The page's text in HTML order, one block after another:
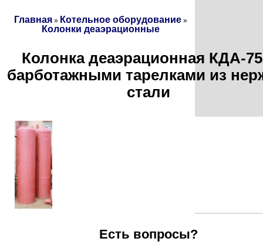
Главная » Котельное оборудование»
Колонки деаэрационные
Колонка деаэрационная КДА-
барботажными тарелками из
стали
Есть вопросы?